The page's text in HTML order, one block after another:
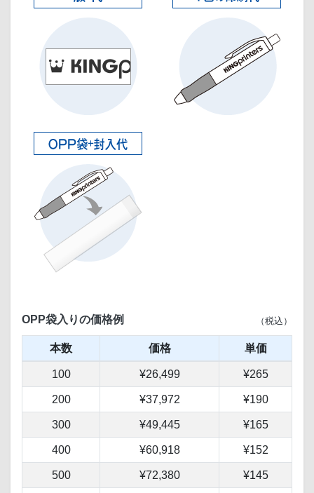
OPP袋入りの価格例 （税込）
本数 価格 単価
100 ¥26,499 ¥265
200 ¥37,972 ¥190
300 ¥49,445 ¥165
400 ¥60,918 ¥152
500 ¥72,380 ¥145